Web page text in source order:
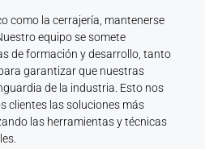
como la cerrajería, mantenerse
equipo se somete
de formación y desarrollo, tanto
garantizar que nuestras
de la industria. Esto nos
clientes las soluciones más
las herramientas y técnicas